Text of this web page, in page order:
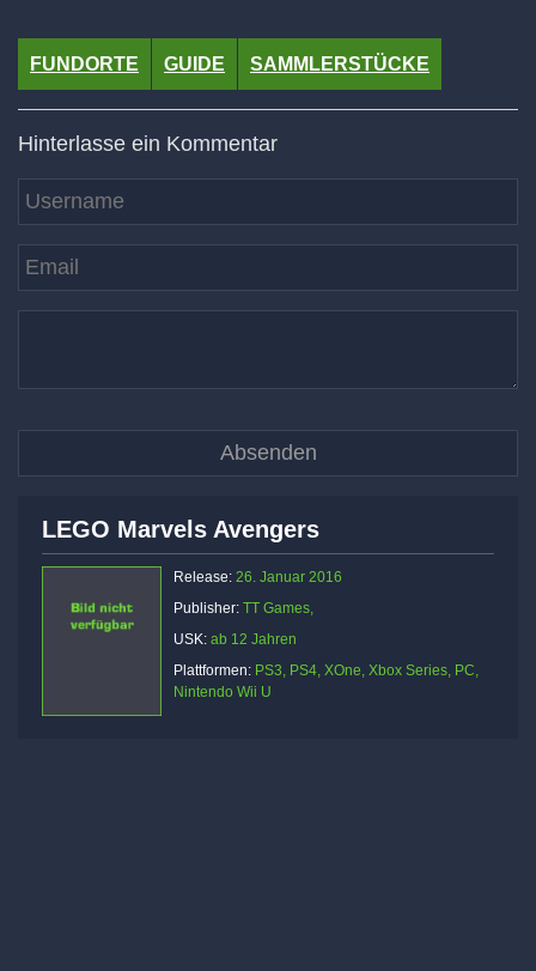
FUNDORTE GUIDE SAMMLERSTÜCKE
Hinterlasse ein Kommentar
LEGO Marvels Avengers
Release: 26. Januar 2016
Publisher: TT Games,
USK: ab 12 Jahren
Plattformen: PS3, PS4, XOne, Xbox Series, PC,
Nintendo Wii U